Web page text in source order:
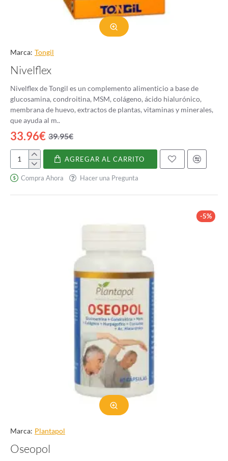
Marca: Tongil
Nivelflex
Nivelflex de Tongil es un complemento alimenticio a base de
glucosamina, condroitina, MSM, colágeno, ácido hialurónico,
membrana de huevo, extractos de plantas, vitaminas y minerales,
que ayuda al m..
33.96€ 39.95€
Nivelflex
AGREGAR AL CARRITO
Compra Ahora Hacer una Pregunta
-5%
Marca: Plantapol
Oseopol